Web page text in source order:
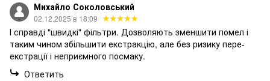
Михайло Соколовський
02.12.2025 в 18:09
І справді "швидкі" фільтри. Дозволяють зменшити помел і
таким чином збільшити екстракцію, але без ризику пере-
екстрації і неприємного посмаку.
Ответить